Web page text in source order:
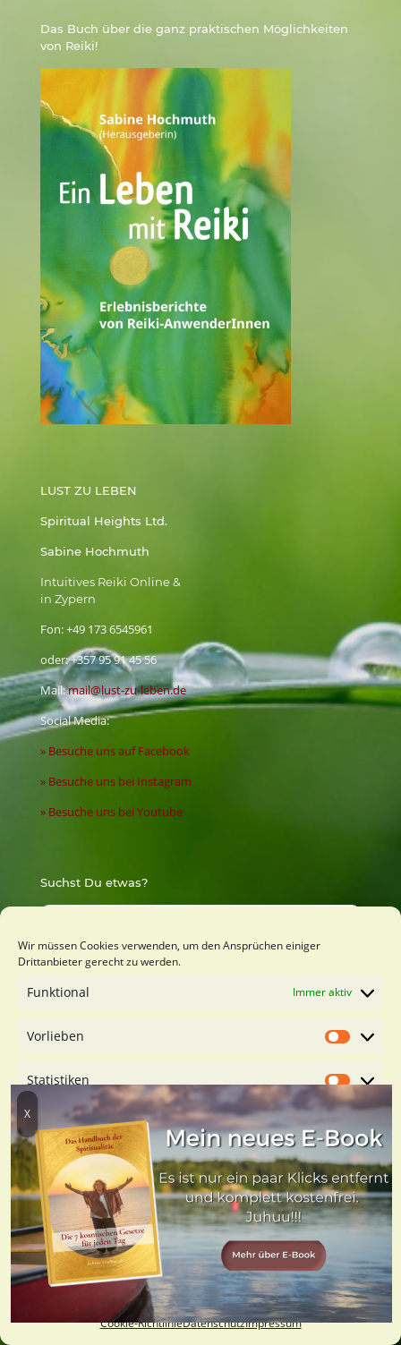
Wir müssen Cookies verwenden, um den Ansprüchen einiger
Drittanbieter gerecht zu werden.
Funktional Immer aktiv
Vorlieben Vorlieben
Statistiken
Marketing
Dienste verwalten
Cookies akzeptieren
Nur funktionale Cookies
Einstellungen speichern
Cookie-RichtlinieDatenschutzImpressum
Das Buch über die ganz praktischen Möglichkeiten
von Reiki!
LUST ZU LEBEN
Spiritual Heights Ltd.
Sabine Hochmuth
Intuitives Reiki Online &
in Zypern
Fon:+49 173 6545961
oder:+357 95 91 45 56
Mail:mail@lust-zu-leben.de
Social Media:
» Besuche uns auf Facebook
» Besuche uns bei Instagram
» Besuche uns bei Youtube
Suchst Du etwas?
Du möchtest mich kennenlernen?
Kostenfreies Orientierungsgespäch buchen
© 2021-2026 Sabine Hochmuth ∙ LUST ZU LEBEN ∙ LUST ZU
LERNEN
LUST ZU LEHREN∙LUST ZU LAUSCHEN∙
LUST ZU
LEBEN-youtube